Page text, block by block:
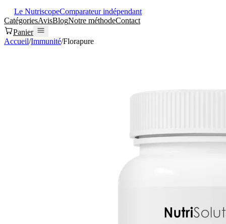
Le NutriscopeComparateur indépendant
CatégoriesAvisBlogNotre méthodeContact
Panier
Accueil/Immunité/Florapure